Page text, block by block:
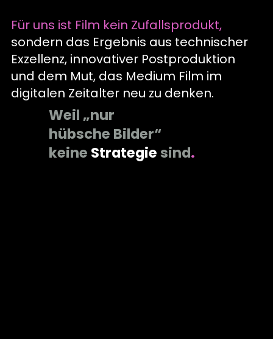
Weil „nur
hübsche Bilder“
keine Strategiesind.
Für uns ist Film kein Zufallsprodukt,
sondern das Ergebnis aus technischer
Exzellenz, innovativer Postproduktion
und dem Mut, das Medium Film im
digitalen Zeitalter neu zu denken.